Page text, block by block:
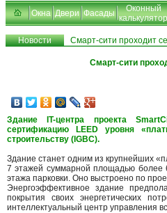
Окна Двери Фасады
Оконный
калькулятор
Новости Смарт-сити проходит
Смарт-сити
Здание IT-центра проекта
сертификацию LEED уровня
строительству (IGBC).
Здание станет одним из крупнейших
7 этажей суммарной площадью
этажа парковки. Оно выстроено по
Энергоэффективное здание
покрытия своих энергетических
интеллектуальный центр управления